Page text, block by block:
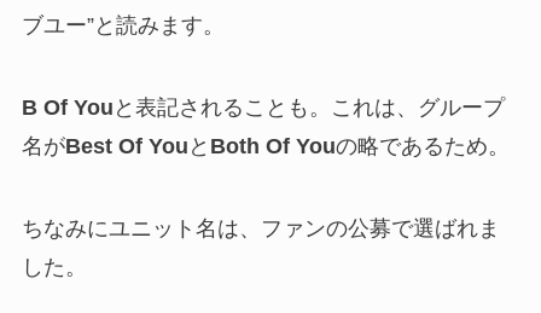
ブユー”と読みます。
B Of You と表記されることも。これは、グループ
名がBest Of You と Both Of Youの略であるため。
ちなみにユニット名は、ファンの公募で選ばれま
した。